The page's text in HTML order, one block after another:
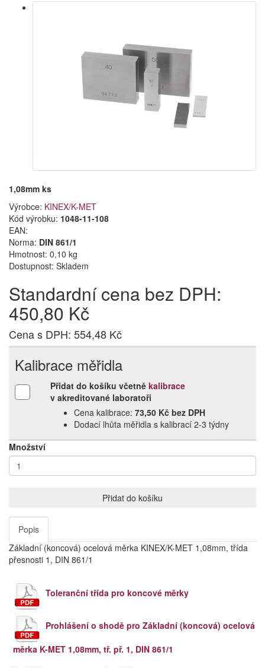
1,08mm ks
Výrobce: KINEX/K-MET
Kód výrobku: 1048-11-108
EAN:
Norma: DIN 861/1
Hmotnost: 0,10 kg
Dostupnost: Skladem
Standardní cena bez DPH:
450,80 Kč
Cena s DPH: 554,48 Kč
Kalibrace měřidla
Přidat do košíku včetně kalibrace
v akreditované laboratoři
Cena kalibrace: 73,50 Kč bez DPH
Dodací lhůta měřidla s kalibrací 2‑3 týdny
Množství
Přidat do košíku
Popis
Základní (koncová) ocelová měrka KINEX/K-MET 1,08mm, třída
přesnosti 1, DIN 861/1
Toleranční třída pro koncové měrky
Prohlášení o shodě pro Základní (koncová) ocelová
měrka K-MET 1,08mm, tř. př. 1, DIN 861/1